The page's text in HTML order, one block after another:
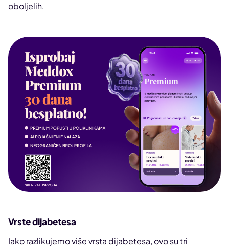
oboljelih.
Vrste dijabetesa
Iako razlikujemo više vrsta dijabetesa, ovo su tri